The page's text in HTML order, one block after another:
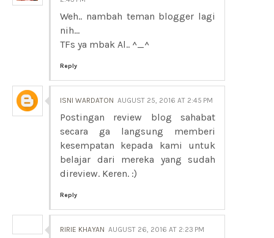
Weh.. nambah teman blogger lagi
nih...
TFs ya mbak Al.. ^_^
Reply
ISNI WARDATON AUGUST 25, 2016 AT 2:45 PM
Postingan review blog sahabat
secara ga langsung memberi
kesempatan kepada kami untuk
belajar dari mereka yang sudah
direview. Keren. :)
Reply
RIRIE KHAYAN AUGUST 26, 2016 AT 2:23 PM